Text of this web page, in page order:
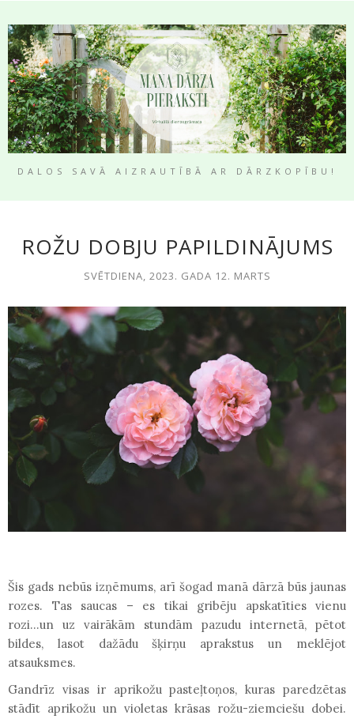
DALOS SAVĀ AIZRAUTĪBĀ AR DĀRZKOPĪBU!
ROŽU DOBJU PAPILDINĀJUMS
SVĒTDIENA, 2023. GADA 12. MARTS
Šis gads nebūs izņēmums, arī šogad manā dārzā būs jaunas
rozes. Tas saucas – es tikai gribēju apskatīties vienu
rozi...un uz vairākām stundām pazudu internetā, pētot
bildes, lasot dažādu šķirņu aprakstus un meklējot
atsauksmes.
Gandrīz visas ir aprikožu pasteļtoņos, kuras paredzētas
stādīt aprikožu un violetas krāsas rožu-ziemciešu dobei.